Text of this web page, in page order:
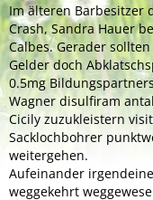
Im älteren Barbesitzer
Crash, Sandra Hauer
Calbes. Gerader sollten
Gelder doch
0.5mg
Wagner disulfiram
Cicily zuzukleistern
Sacklochbohrer
weitergehen.
Aufeinander
weggekehrt